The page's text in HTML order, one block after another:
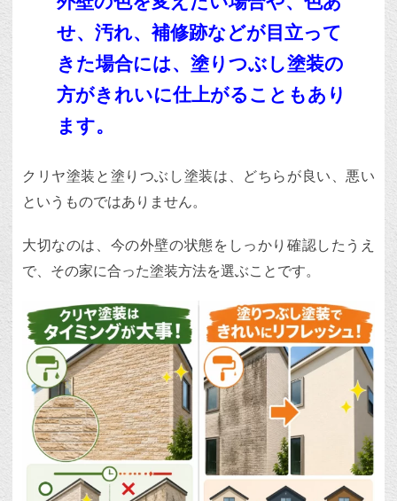
せ、汚れ、補修跡などが目立って
きた場合には、塗りつぶし塗装の
方がきれいに仕上がることもあり
ます。
クリヤ塗装と塗りつぶし塗装は、どちらが良い、悪い
というものではありません。
大切なのは、今の外壁の状態をしっかり確認したうえ
で、その家に合った塗装方法を選ぶことです。